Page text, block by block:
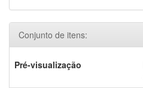
Conjunto de itens:
Pré-visualização